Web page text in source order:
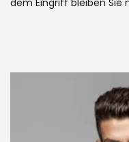
dem Eingriff bleiben Sie